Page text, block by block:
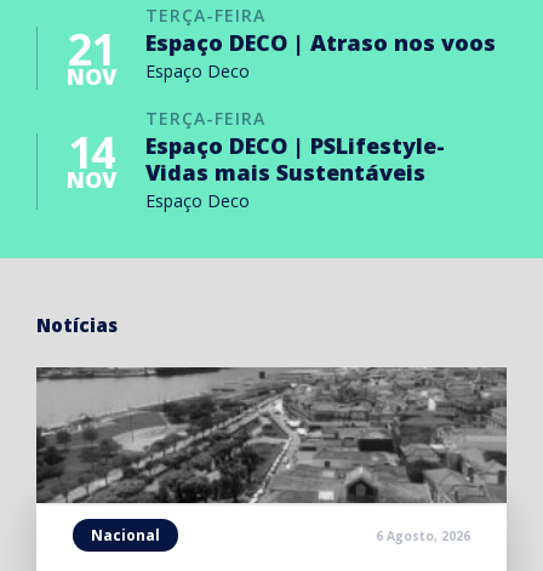
TERÇA-FEIRA
21
NOV
Espaço DECO | Atraso nos voos
Espaço Deco
TERÇA-FEIRA
14
NOV
Espaço DECO | PSLifestyle-
Vidas mais Sustentáveis
Espaço Deco
Notícias
Nacional 6 Agosto, 2026